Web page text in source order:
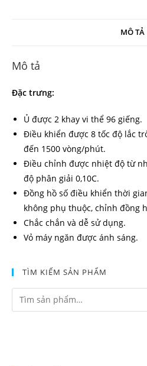
MÔ TẢ
Mô tả
Đặc trưng:
Ủ đ­ược 2 khay vi thể 96 giếng.
Điều khiển được 8 tốc độ lắc
đến 1500 vòng/phút.
Điều chỉnh được nhiệt độ từ
độ phân giải 0,10C.
Đồng hồ số điều khiển thời
không phụ thuộc, chỉnh đồng
Chắc chắn và dễ sử dụng.
Vỏ máy ngăn được ánh sáng.
TÌM KIẾM SẢN PHẨM